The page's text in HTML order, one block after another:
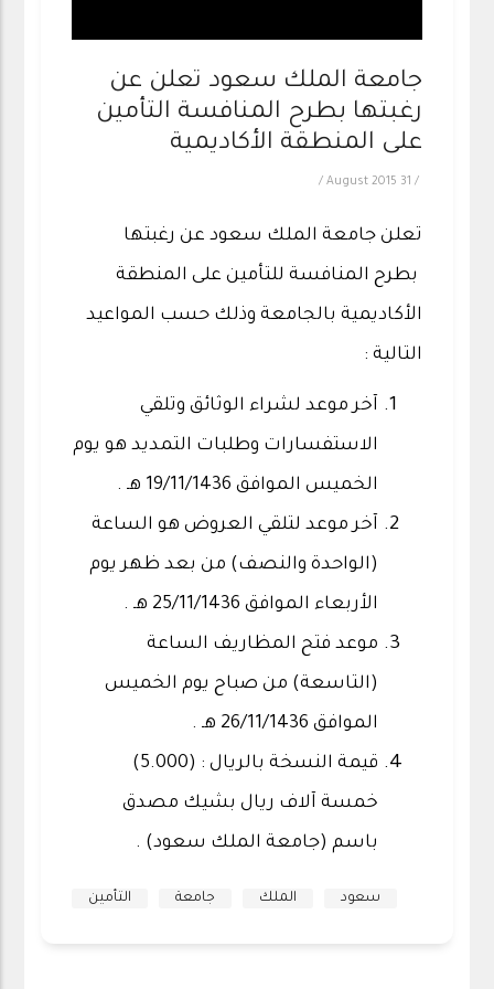
جامعة الملك سعود تعلن عن
رغبتها بطرح المنافسة التأمين
على المنطقة الأكاديمية
/
31 August 2015
/
تعلن جامعة الملك سعود عن رغبتها
بطرح المنافسة للتأمين على المنطقة
الأكاديمية بالجامعة وذلك حسب المواعيد
التالية :
آخر موعد لشراء الوثائق وتلقي
الاستفسارات وطلبات التمديد هو يوم
الخميس الموافق 19/11/1436 هـ .
آخر موعد لتلقي العروض هو الساعة
(الواحدة والنصف) من بعد ظهر يوم
الأربعاء الموافق 25/11/1436 هـ .
موعد فتح المظاريف الساعة
(التاسعة) من صباح يوم الخميس
الموافق 26/11/1436 هـ .
قيمة النسخة بالريال : (5.000)
خمسة آلاف ريال بشيك مصدق
باسم (جامعة الملك سعود) .
التأمين جامعة الملك سعود